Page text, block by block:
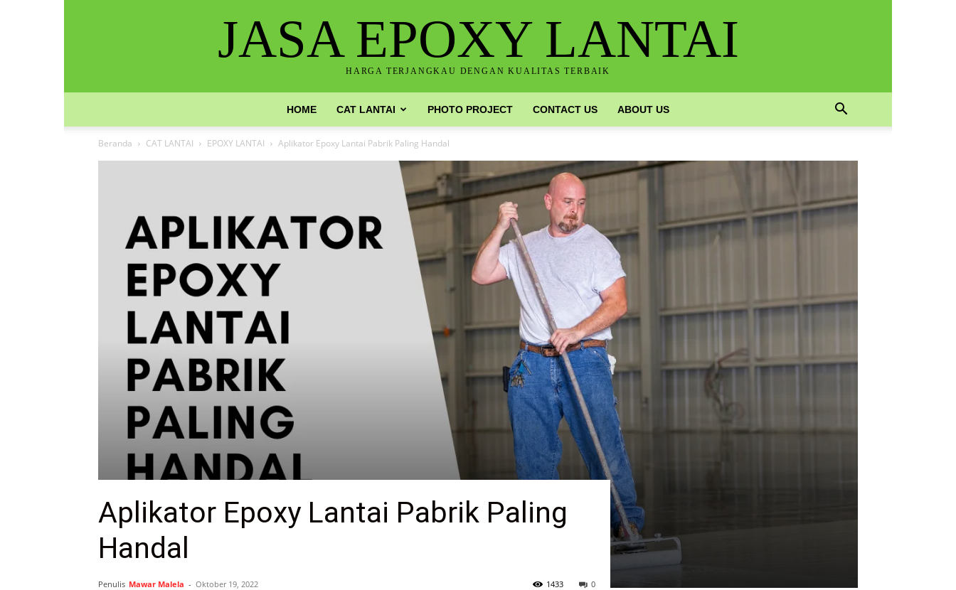
JASA EPOXY LANTAI
HARGA TERJANGKAU DENGAN KUALITAS TERBAIK
HOME CAT LANTAI PHOTO PROJECT CONTACT US ABOUT US
Beranda CAT LANTAI EPOXY LANTAI Aplikator Epoxy Lantai Pabrik Paling Handal
Aplikator Epoxy Lantai Pabrik Paling
Handal
Penulis Mawar Malela - Oktober 19, 2022 0
1433